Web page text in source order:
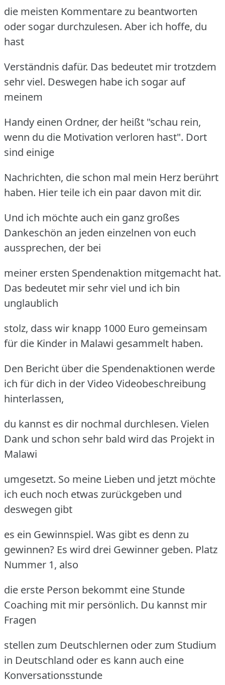
die meisten Kommentare zu beantworten
oder sogar durchzulesen. Aber ich hoffe, du
hast
Verständnis dafür. Das bedeutet mir trotzdem
sehr viel. Deswegen habe ich sogar auf
meinem
Handy einen Ordner, der heißt "schau rein,
wenn du die Motivation verloren hast". Dort
sind einige
Nachrichten, die schon mal mein Herz berührt
haben. Hier teile ich ein paar davon mit dir.
Und ich möchte auch ein ganz großes
Dankeschön an jeden einzelnen von euch
aussprechen, der bei
meiner ersten Spendenaktion mitgemacht hat.
Das bedeutet mir sehr viel und ich bin
unglaublich
stolz, dass wir knapp 1000 Euro gemeinsam
für die Kinder in Malawi gesammelt haben.
Den Bericht über die Spendenaktionen werde
ich für dich in der Video Videobeschreibung
hinterlassen,
du kannst es dir nochmal durchlesen. Vielen
Dank und schon sehr bald wird das Projekt in
Malawi
umgesetzt. So meine Lieben und jetzt möchte
ich euch noch etwas zurückgeben und
deswegen gibt
es ein Gewinnspiel. Was gibt es denn zu
gewinnen? Es wird drei Gewinner geben. Platz
Nummer 1, also
die erste Person bekommt eine Stunde
Coaching mit mir persönlich. Du kannst mir
Fragen
stellen zum Deutschlernen oder zum Studium
in Deutschland oder es kann auch eine
Konversationsstunde